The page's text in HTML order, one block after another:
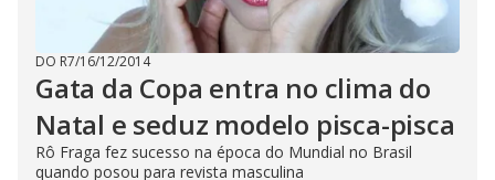
DO R7/16/12/2014
Gata da Copa entra no clima do
Natal e seduz modelo pisca-pisca
Rô Fraga fez sucesso na época do Mundial no Brasil
quando posou para revista masculina